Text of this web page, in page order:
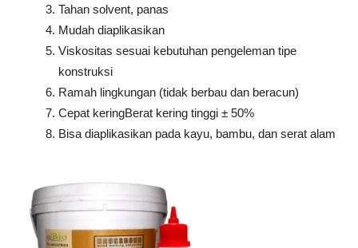
Tahan solvent, panas
Mudah diaplikasikan
Viskositas sesuai kebutuhan pengeleman tipe
konstruksi
Ramah lingkungan (tidak berbau dan beracun)
Cepat keringBerat kering tinggi ± 50%
Bisa diaplikasikan pada kayu, bambu, dan serat alam